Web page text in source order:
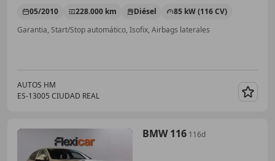
05/2010 228.000 km Diésel
85 kW (116 CV)
Garantia, Start/Stop automático, Isofix, Airbags laterales
AUTOS HM
ES-13005 CIUDAD REAL
BMW 116 116d